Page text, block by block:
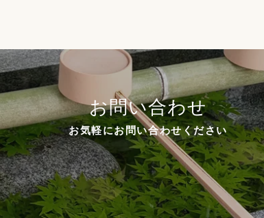
お問い合わせ
お気軽にお問い合わせください